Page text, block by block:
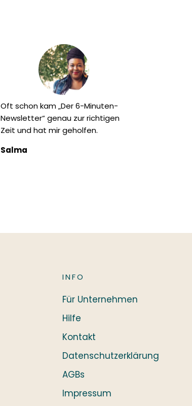
Oft schon kam „Der 6-Minuten-
Newsletter“ genau zur richtigen
Zeit und hat mir geholfen.
Salma
INFO
Für Unternehmen
Hilfe
Kontakt
Datenschutzerklärung
AGBs
Impressum